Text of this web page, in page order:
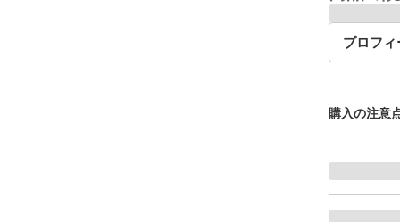
プロフ
購入の注意